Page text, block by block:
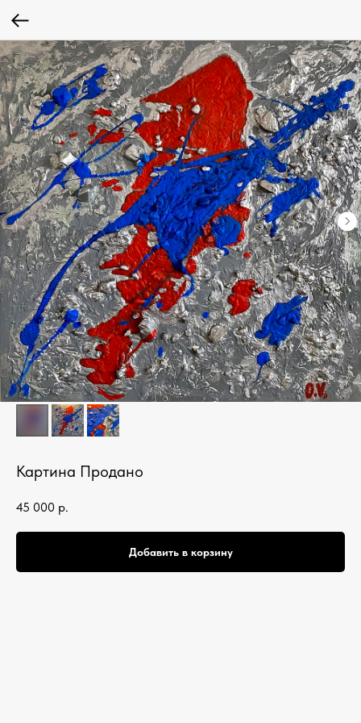
Картина Продано
45 000 р.
Добавить в корзину